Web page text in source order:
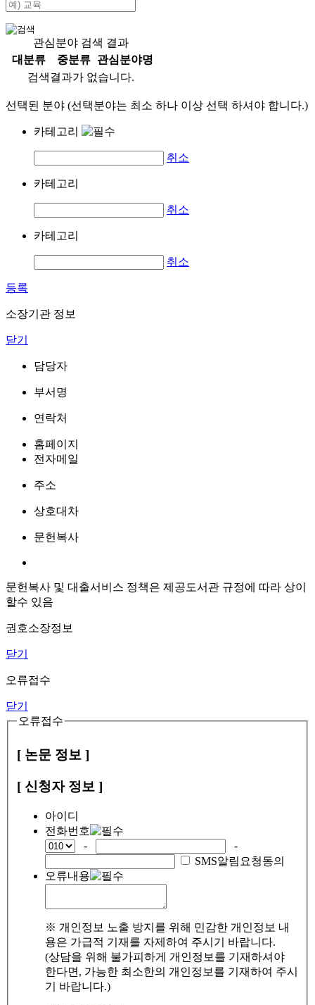
관심분야 검색 결과
대분류
중분류
관심분야명
검색결과가 없습니다.
선택된 분야 (선택분야는 최소 하나 이상 선택 하셔야 합니다.)
카테고리
취소
카테고리
취소
카테고리
취소
등록
소장기관 정보
닫기
담당자
부서명
연락처
홈페이지
전자메일
주소
상호대차
문헌복사
문헌복사 및 대출서비스 정책은 제공도서관 규정에 따라 상이
할수 있음
권호소장정보
닫기
오류접수
닫기
오류접수
[ 논문 정보 ]
[ 신청자 정보 ]
아이디
전화번호
-
-
SMS알림요청동의
오류내용
※ 개인정보 노출 방지를 위해 민감한 개인정보 내
용은 가급적 기재를 자제하여 주시기 바랍니다.
(상담을 위해 불가피하게 개인정보를 기재하셔야
한다면, 가능한 최소한의 개인정보를 기재하여 주시
기 바랍니다.)